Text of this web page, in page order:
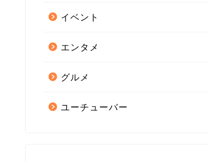
イベント
エンタメ
グルメ
ユーチューバー